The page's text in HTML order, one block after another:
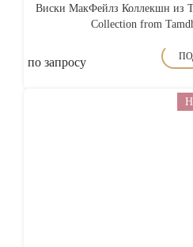
Виски МакФейлз Коллекшн из
Collection from
по запросу